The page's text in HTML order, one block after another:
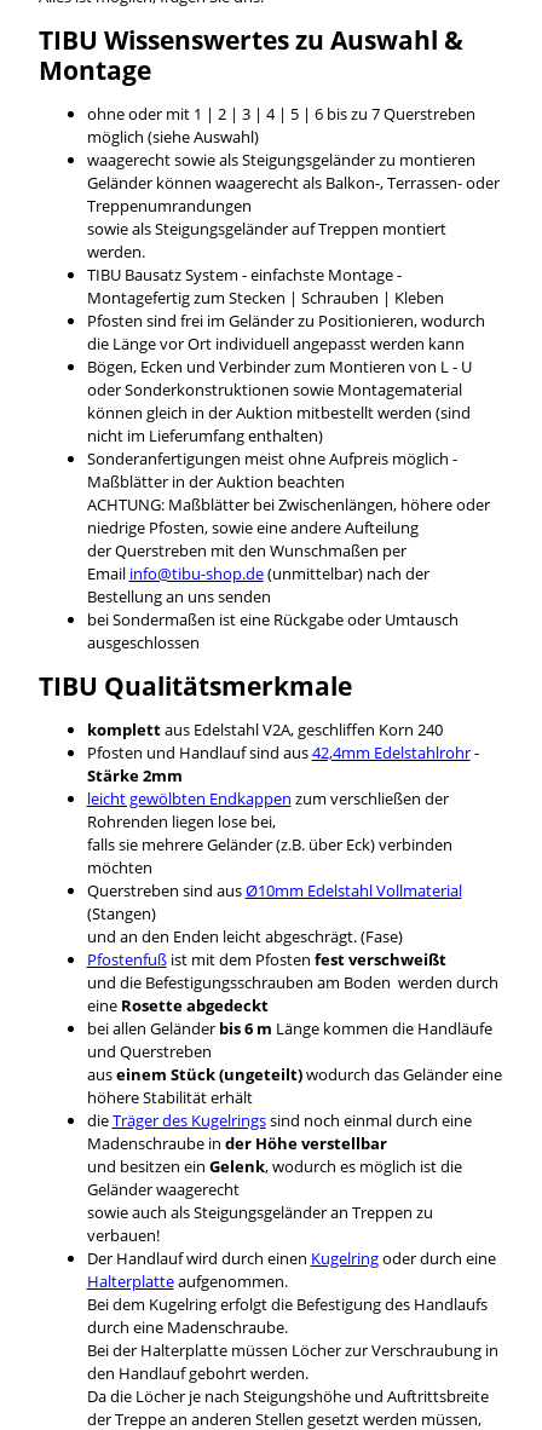
TIBU Wissenswerteszu Auswahl &
Montage
ohne oder mit 1 | 2 | 3 | 4 | 5 | 6 bis zu 7 Querstreben
möglich (siehe Auswahl)
waagerecht sowie als Steigungsgeländer zu montieren
Geländer können waagerecht als Balkon-, Terrassen- oder
Treppenumrandungen
sowie als Steigungsgeländer auf Treppen montiert
werden.
TIBU Bausatz System - einfachste Montage -
Montagefertig zum Stecken | Schrauben | Kleben
Pfosten sind frei im Geländer zu Positionieren, wodurch
die Länge vor Ort individuell angepasst werden kann
Bögen, Ecken und Verbinder zum Montieren von L - U
oder Sonderkonstruktionen sowie Montagematerial
können gleich in der Auktion mitbestellt werden (sind
nicht im Lieferumfang enthalten)
Sonderanfertigungen meist ohne Aufpreis möglich -
Maßblätter in der Auktion beachten
ACHTUNG: Maßblätter bei Zwischenlängen, höhere oder
niedrige Pfosten, sowie eine andere Aufteilung
der Querstreben mit den Wunschmaßen per
Email info@tibu-shop.de(unmittelbar) nach der
Bestellung an uns senden
bei Sondermaßen ist eine Rückgabe oder Umtausch
ausgeschlossen
TIBU Qualitätsmerkmale
komplettaus Edelstahl V2A, geschliffen Korn 240
Pfosten und Handlauf sind aus42,4mm Edelstahlrohr-
Stärke 2mm
leicht gewölbten Endkappen zum verschließen der
Rohrenden liegen lose bei,
falls sie mehrere Geländer (z.B. über Eck) verbinden
möchten
Querstreben sind ausØ10mm Edelstahl Vollmaterial
(Stangen)
und an den Enden leicht abgeschrägt. (Fase)
Pfostenfußist mit dem Pfosten fest verschweißt
und die Befestigungsschrauben am Boden werden durch
eine Rosette abgedeckt
bei allen Geländer bis 6 m Länge kommen die Handläufe
und Querstreben
auseinem Stück (ungeteilt)wodurch das Geländer eine
höhere Stabilität erhält
dieTräger des Kugelringssind noch einmal durch eine
Madenschraube in der Höhe verstellbar
und besitzen ein Gelenk, wodurch es möglich ist die
Geländer waagerecht
sowie auch als Steigungsgeländer an Treppen zu
verbauen!
Der Handlauf wird durch einen Kugelringoder durch eine
Halterplatteaufgenommen.
Bei dem Kugelring erfolgt die Befestigung des Handlaufs
durch eine Madenschraube.
Bei der Halterplatte müssen Löcher zur Verschraubung in
den Handlauf gebohrt werden.
Da die Löcher je nach Steigungshöhe und Auftrittsbreite
der Treppe an anderen Stellen gesetzt werden müssen,